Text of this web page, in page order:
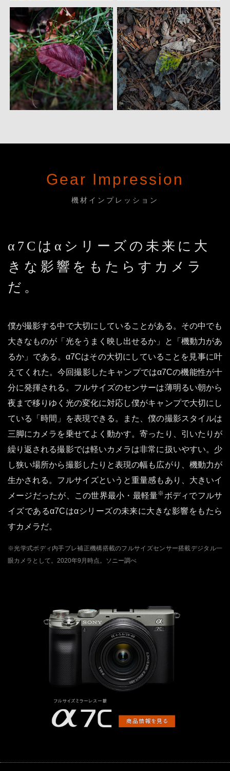
Gear Impression
機材インプレッション
α7Cはαシリーズの未来に大
きな影響をもたらすカメラ
だ。
僕が撮影する中で大切にしていることがある。その中でも
大きなものが「光をうまく映し出せるか」と「機動力があ
るか」である。α7Cはその大切にしていることを見事に叶
えてくれた。今回撮影したキャンプではα7Cの機能性が十
分に発揮される。フルサイズのセンサーは薄明るい朝から
夜まで移りゆく光の変化に対応し僕がキャンプで大切にし
ている「時間」を表現できる。また、僕の撮影スタイルは
三脚にカメラを乗せてよく動かす。寄ったり、引いたりが
繰り返される撮影では軽いカメラは非常に扱いやすい。少
し狭い場所から撮影したりと表現の幅も広がり、機動力が
生かされる。フルサイズというと重量感もあり、大きいイ
メージだったが、この世界最小・最軽量※ ボディでフルサ
イズであるα7Cはαシリーズの未来に大きな影響をもたら
すカメラだ。
※光学式ボディ内手ブレ補正機構搭載のフルサイズセンサー搭載デジタル一
眼カメラとして。2020年9月時点。ソニー調べ